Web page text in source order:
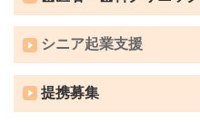
シニア起業支援
提携募集